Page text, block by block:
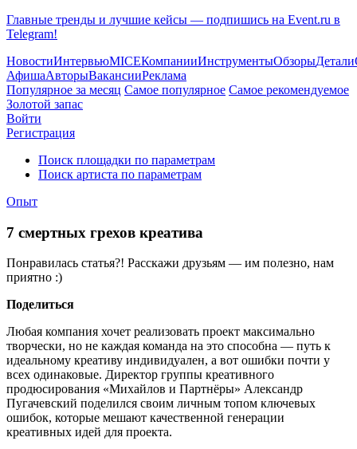
Главные тренды и лучшие кейсы — подпишись на Event.ru в
Telegram!
НовостиИнтервьюMICEКомпанииИнструментыОбзорыДетали
АфишаАвторыВакансииРеклама
Популярное за месяц Самое популярное Самое рекомендуемое
Золотой запас
Войти
Регистрация
Поиск площадки по параметрам
Поиск артиста по параметрам
Опыт
7 смертных грехов креатива
Понравилась статья?! Расскажи друзьям — им полезно, нам
приятно :)
Поделиться
Любая компания хочет реализовать проект максимально
творчески, но не каждая команда на это способна — путь к
идеальному креативу индивидуален, а вот ошибки почти у
всех одинаковые. Директор группы креативного
продюсирования «Михайлов и Партнёры» Александр
Пугачевский поделился своим личным топом ключевых
ошибок, которые мешают качественной генерации
креативных идей для проекта.